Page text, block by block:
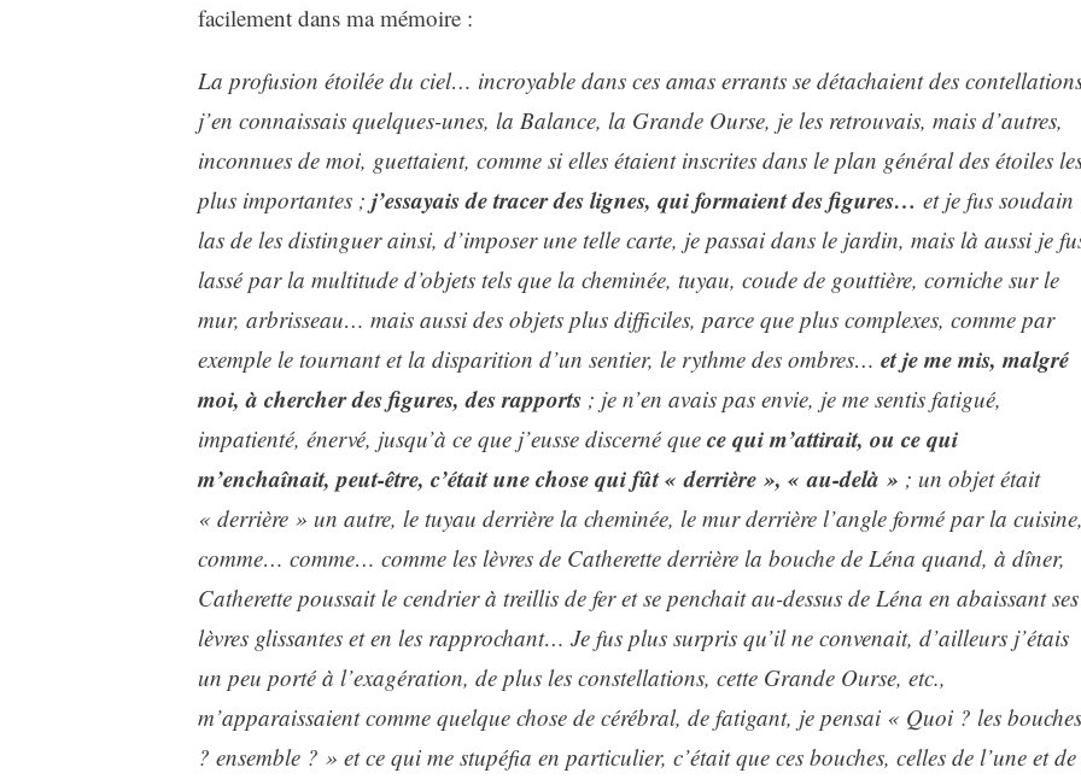
facilement dans ma mémoire :
La profusion étoilée du ciel… incroyable dans ces amas errants se détachaient des
j’en connaissais quelques-unes, la Balance, la Grande Ourse, je les retrouvais, mais d’autres,
inconnues de moi, guettaient, comme si elles étaient inscrites dans le plan général des étoiles
plus importantes ; j’essayais de tracer des lignes, qui formaient des figures… et je fus soudain
las de les distinguer ainsi, d’imposer une telle carte, je passai dans le jardin, mais là aussi je
lassé par la multitude d’objets tels que la cheminée, tuyau, coude de gouttière, corniche sur le
mur, arbrisseau… mais aussi des objets plus difficiles, parce que plus complexes, comme par
exemple le tournant et la disparition d’un sentier, le rythme des ombres… et je me mis, malgré
moi, à chercher des figures, des rapports; je n’en avais pas envie, je me sentis fatigué,
impatienté, énervé, jusqu’à ce que j’eusse discerné que ce qui m’attirait, ou ce qui
m’enchaînait, peut-être, c’était une chose qui fût « derrière », « au-delà » ; un objet était
« derrière » un autre, le tuyau derrière la cheminée, le mur derrière l’angle formé par la
comme… comme… comme les lèvres de Catherette derrière la bouche de Léna quand, à dîner,
Catherette poussait le cendrier à treillis de fer et se penchait au-dessus de Léna en abaissant ses
lèvres glissantes et en les rapprochant… Je fus plus surpris qu’il ne convenait, d’ailleurs j’étais
un peu porté à l’exagération, de plus les constellations, cette Grande Ourse, etc.,
m’apparaissaient comme quelque chose de cérébral, de fatigant, je pensai « Quoi ? les bouches
? ensemble ? » et ce qui me stupéfia en particulier, c’était que ces bouches, celles de l’une et de